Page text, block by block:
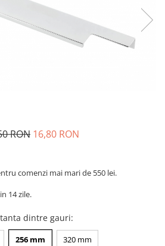
RON 16,80 RON
comenzi mai mari de 550 lei.
in 14 zile.
dintre gauri:
256 mm 320 mm